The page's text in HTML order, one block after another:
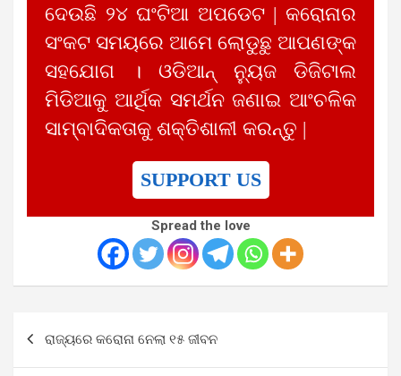
ଦେଉଛି ୨୪ ଘଂଟିଆ ଅପଡେଟ | କରୋନାର
ସଂକଟ ସମୟରେ ଆମେ ଲୋଡୁଛୁ ଆପଣଙ୍କ
ସହଯୋଗ । ଓଡିଆନ୍ ନ୍ୟୁଜ ଡିଜିଟାଲ
ମିଡିଆକୁ ଆର୍ଥିକ ସମର୍ଥନ ଜଣାଇ ଆଂଚଳିକ
ସାମ୍ବାଦିକତାକୁ ଶକ୍ତିଶାଳୀ କରନ୍ତୁ |
SUPPORT US
Spread the love
navigation
ରାଜ୍ୟରେ କରୋନା ନେଲା ୧୫ ଜୀବନ